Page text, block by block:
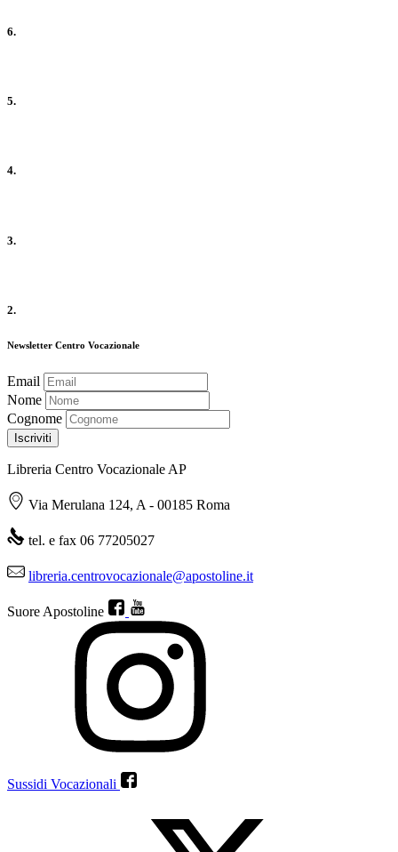
6.
5.
4.
3.
2.
Newsletter Centro Vocazionale
Email
Nome
Cognome
Libreria Centro Vocazionale AP
Via Merulana 124, A - 00185 Roma
tel. e fax 06 77205027
libreria.centrovocazionale@apostoline.it
Suore Apostoline
Sussidi Vocazionali